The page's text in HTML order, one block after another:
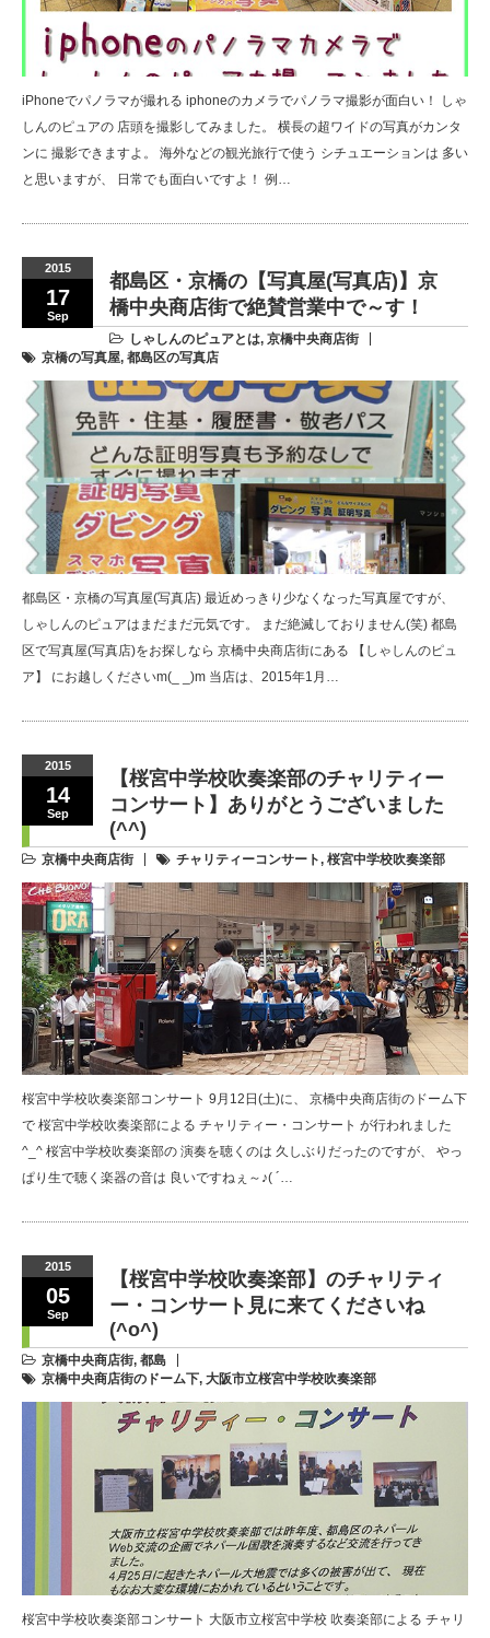
iPhoneでパノラマが撮れる iphoneのカメラでパノラマ撮影が面白い！ しゃ
しんのピュアの 店頭を撮影してみました。 横長の超ワイドの写真がカンタ
ンに 撮影できますよ。 海外などの観光旅行で使う シチュエーションは 多い
と思いますが、 日常でも面白いですよ！ 例…
2015
17
Sep
都島区・京橋の【写真屋(写真店)】京
橋中央商店街で絶賛営業中で～す！
しゃしんのピュアとは, 京橋中央商店街
京橋の写真屋, 都島区の写真店
都島区・京橋の写真屋(写真店) 最近めっきり少なくなった写真屋ですが、
しゃしんのピュアはまだまだ元気です。 まだ絶滅しておりません(笑) 都島
区で写真屋(写真店)をお探しなら 京橋中央商店街にある 【しゃしんのピュ
ア】 にお越しくださいm(_ _)m 当店は、2015年1月…
2015
14
Sep
【桜宮中学校吹奏楽部のチャリティー
コンサート】ありがとうございました
(^^)
京橋中央商店街 チャリティーコンサート, 桜宮中学校吹奏楽部
桜宮中学校吹奏楽部コンサート 9月12日(土)に、 京橋中央商店街のドーム下
で 桜宮中学校吹奏楽部による チャリティー・コンサート が行われました
^_^ 桜宮中学校吹奏楽部の 演奏を聴くのは 久しぶりだったのですが、 やっ
ぱり生で聴く楽器の音は 良いですねぇ～♪( ´…
2015
05
Sep
【桜宮中学校吹奏楽部】のチャリティ
ー・コンサート見に来てくださいね
(^o^)
京橋中央商店街, 都島
京橋中央商店街のドーム下, 大阪市立桜宮中学校吹奏楽部
桜宮中学校吹奏楽部コンサート 大阪市立桜宮中学校 吹奏楽部による チャリ